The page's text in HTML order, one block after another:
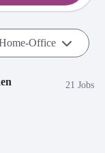
Office
21 Jobs